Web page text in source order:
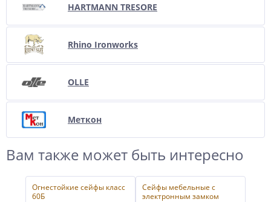
HARTMANN TRESORE
Rhino Ironworks
OLLE
Меткон
Вам также может быть интересно
Огнестойкие сейфы класс
60Б
Сейфы мебельные с
электронным замком